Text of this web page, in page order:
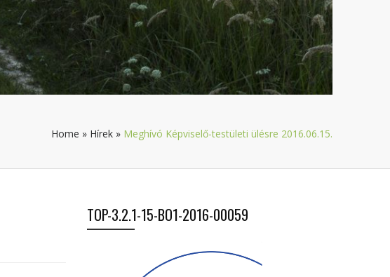
Home » Hírek » Meghívó Képviselő-testületi ülésre 2016.06.15.
TOP-3.2.1-15-BO1-2016-00059